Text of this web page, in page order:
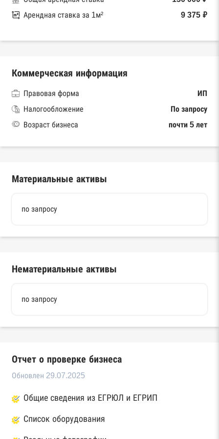
Арендная ставка за 1м²
9 375 ₽
Коммерческая информация
Правовая форма
ИП
Налогообложение
По запросу
Возраст бизнеса
почти 5 лет
Материальные активы
по запросу
Нематериальные активы
по запросу
Отчет о проверке бизнеса
Обновлен 29.07.2025
Общие сведения из ЕГРЮЛ и ЕГРИП
Список оборудования